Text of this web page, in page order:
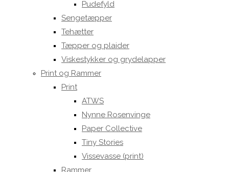
Pudefyld
Sengetæpper
Tehætter
Tæpper og plaider
Viskestykker og grydelapper
Print og Rammer
Print
ATWS
Nynne Rosenvinge
Paper Collective
Tiny Stories
Vissevasse (print)
Rammer